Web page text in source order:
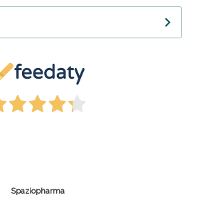
Spaziopharma